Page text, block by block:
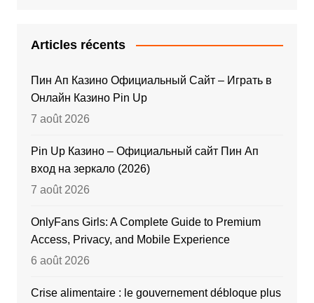
Articles récents
Пин Ап Казино Официальный Сайт – Играть в
Онлайн Казино Pin Up
7 août 2026
Pin Up Казино – Официальный сайт Пин Ап
вход на зеркало (2026)
7 août 2026
OnlyFans Girls: A Complete Guide to Premium
Access, Privacy, and Mobile Experience
6 août 2026
Crise alimentaire : le gouvernement débloque plus